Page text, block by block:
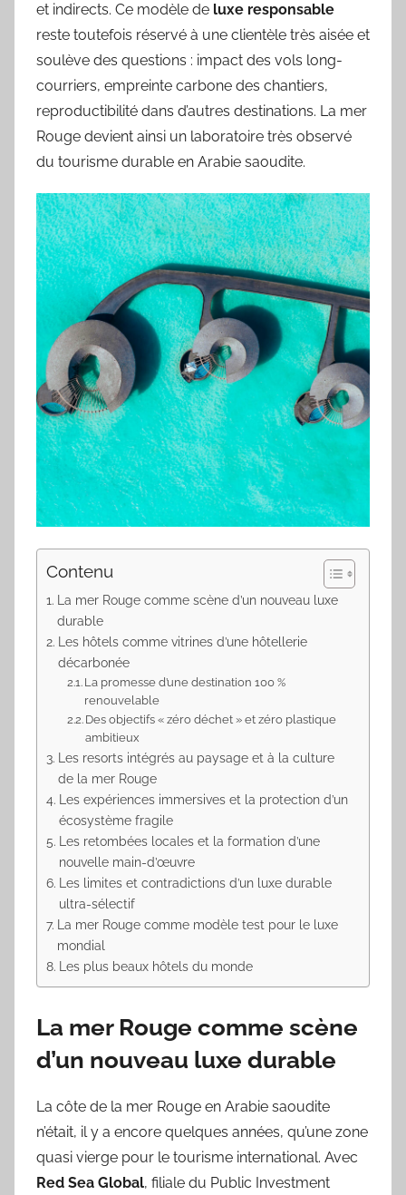
et indirects. Ce modèle de luxe responsable
reste toutefois réservé à une clientèle très aisée et
soulève des questions : impact des vols long-
courriers, empreinte carbone des chantiers,
reproductibilité dans d’autres destinations. La mer
Rouge devient ainsi un laboratoire très observé
du tourisme durable en Arabie saoudite.
Contenu
La mer Rouge comme scène d’un nouveau luxe
durable
Les hôtels comme vitrines d’une hôtellerie
décarbonée
La promesse d’une destination 100 %
renouvelable
Des objectifs « zéro déchet » et zéro plastique
ambitieux
Les resorts intégrés au paysage et à la culture
de la mer Rouge
Les expériences immersives et la protection d’un
écosystème fragile
Les retombées locales et la formation d’une
nouvelle main-d’œuvre
Les limites et contradictions d’un luxe durable
ultra-sélectif
La mer Rouge comme modèle test pour le luxe
mondial
Les plus beaux hôtels du monde
La mer Rouge comme scène
d’un nouveau luxe durable
La côte de la mer Rouge en Arabie saoudite
n’était, il y a encore quelques années, qu’une zone
quasi vierge pour le tourisme international. Avec
Red Sea Global, filiale du Public Investment